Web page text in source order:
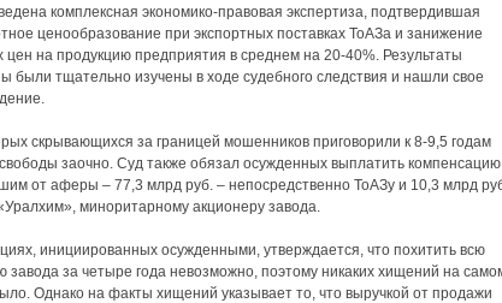
комплексная экономико-правовая экспертиза, подтвердившая
ценообразование при экспортных поставках ТоАЗа и занижение
цен на продукцию предприятия в среднем на 20-40%. Результаты
были тщательно изучены в ходе судебного следствия и нашли свое
скрывающихся за границей мошенников приговорили к 8-9,5 годам
заочно. Суд также обязал осужденных выплатить компенсацию
от аферы – 77,3 млрд руб. – непосредственно ТоАЗу и 10,3 млрд
миноритарному акционеру завода.
инициированных осужденными, утверждается, что похитить всю
завода за четыре года невозможно, поэтому никаких хищений на
Однако на факты хищений указывает то, что выручкой от продажи